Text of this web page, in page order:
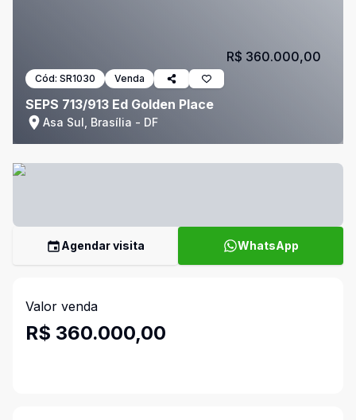
Cód: SR1030 Venda
SEPS 713/913 Ed Golden Place
Asa Sul, Brasília - DF
R$ 360.000,00
Agendar visita WhatsApp
Valor venda
R$ 360.000,00